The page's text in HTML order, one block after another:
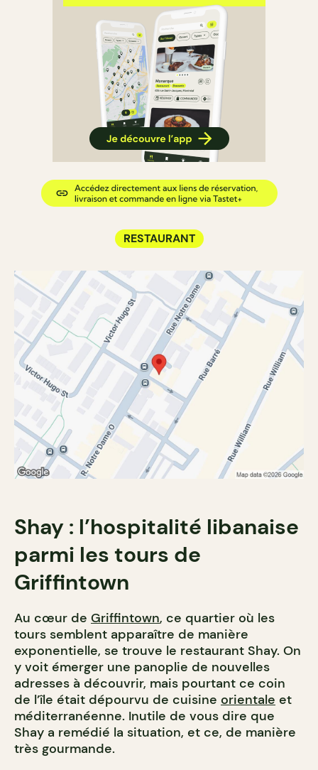
RESTAURANT
Shay : l’hospitalité libanaise
parmi les tours de
Griffintown
Au cœur de Griffintown, ce quartier où les
tours semblent apparaître de manière
exponentielle, se trouve le restaurant Shay. On
y voit émerger une panoplie de nouvelles
adresses à découvrir, mais pourtant ce coin
de l’île était dépourvu de cuisine orientale et
méditerranéenne. Inutile de vous dire que
Shay a remédié la situation, et ce, de manière
très gourmande.